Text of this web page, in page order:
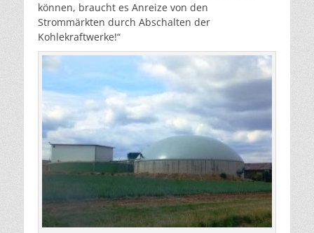
können, braucht es Anreize von den
Strommärkten durch Abschalten der
Kohlekraftwerke!“